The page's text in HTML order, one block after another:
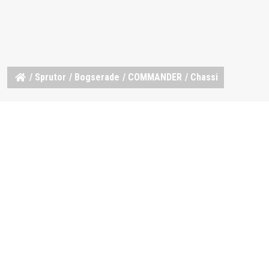
/ Sprutor / Bogserade / COMMANDER / Chassi